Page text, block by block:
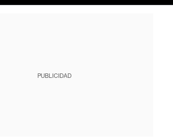
PUBLICIDAD